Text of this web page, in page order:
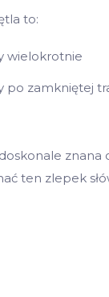
to:
wielokrotnie
po zamkniętej
ten zlepek